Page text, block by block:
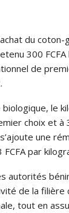
du
300
de
le
choix et à
une
par
autorités
de la filière
tout en